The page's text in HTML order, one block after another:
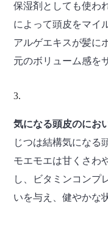
保湿剤としても使わ
によって頭皮をマイ
アルゲエキスが髪に
元のボリューム感を
気になる頭皮のにお
じつは結構気になる
モエモエは甘くさわ
し、ビタミンコンプ
いを与え、健やかな